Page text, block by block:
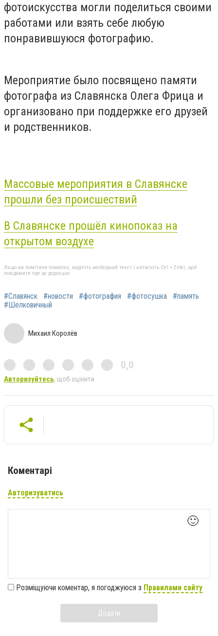
фотоискусства могли поделиться своими
работами или взять себе любую
понравившуюся фотографию.
Мероприятие было посвящено памяти
фотографа из Славянска Олега Фрица и
организовано при поддержке его друзей
и родственников.
Массовые мероприятия в Славянске
прошли без происшествий
В Славянске прошёл кинопоказ на
открытом воздухе
Якщо ви помітили помилку, виділіть необхідний текст і натисніть Ctrl + Enter, щоб
повідомити про це редакцію
#Славянск #новости #фотография #фотосушка
#память
#Шелковичный
Михаил Королёв
0,0
Авторизуйтесь, щоб оцінити
Коментарі
Авторизуватись
🙂
Розміщуючи коментар, я погоджуюся з Правилами сайту
Додати